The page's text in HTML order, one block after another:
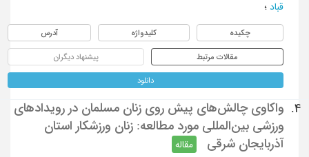
قباد؛
چکیده کلیدواژه آدرس
مقالات مرتبط پیشنهاد دیگران
دانلود
4.
واکاوی چالش‌های پیش روی زنان مسلمان در رویدادهای
ورزشی بین‌المللی مورد مطالعه: زنان ورزشکار استان
آذربایجان شرقی
مقاله